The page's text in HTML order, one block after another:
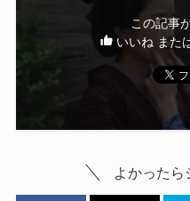
この記事
いいね また
よかったら